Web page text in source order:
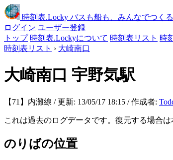
時刻表.Locky バスも船も、みんなでつく
ログイン ユーザー登録
トップ 時刻表.Lockyについて 時刻表リスト 時
時刻表リスト › 大崎南口
大崎南口 宇野気駅
【71】内灘線 / 更新: 13/05/17 18:15 / 作成者:
これは過去のログデータです。復元する場合
のりばの位置